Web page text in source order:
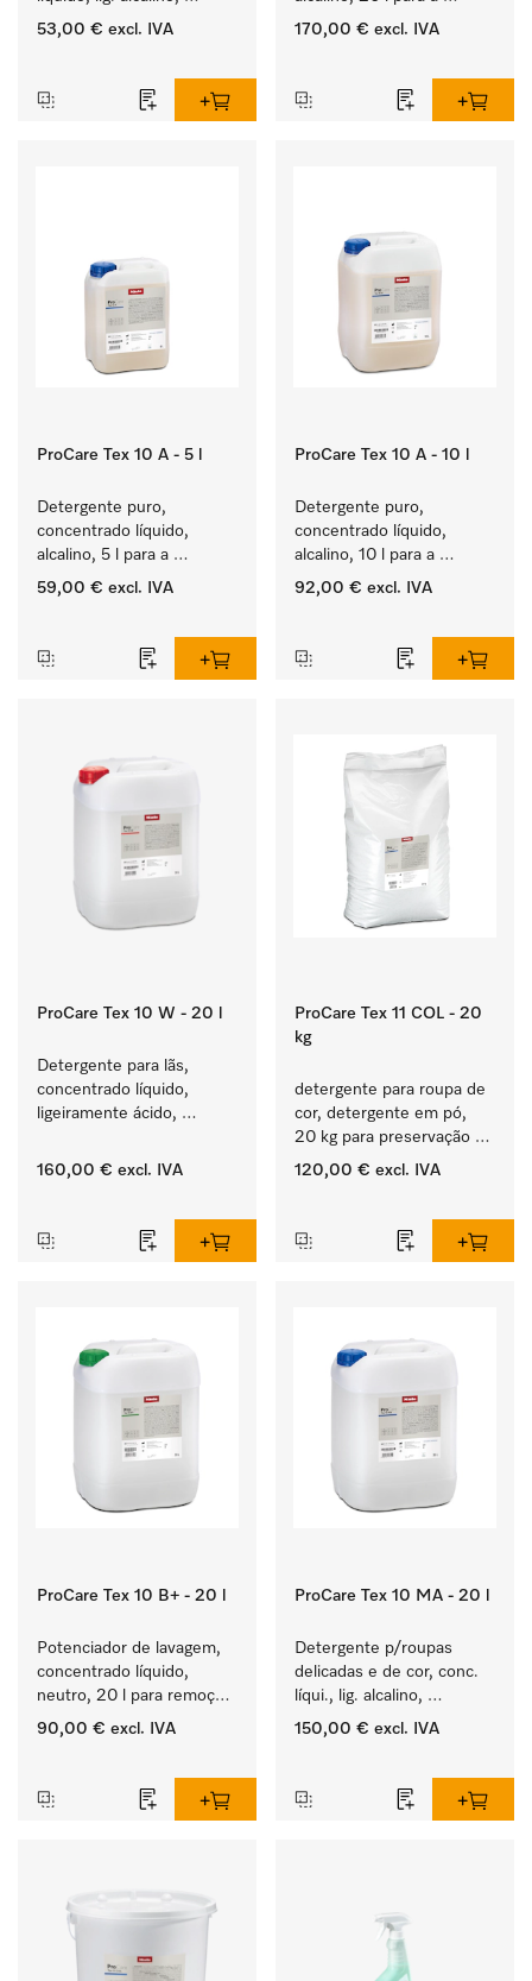
5 l para a lavagem de
53,00 € excl. IVA
lavagem de têxteis
170,00 € excl. IVA
ProCare Tex 10 A - 5 l
Detergente puro,
concentrado líquido,
alcalino, 5 l para a
lavagem de têxteis
59,00 € excl. IVA
ProCare Tex 10 A - 10 l
Detergente puro,
concentrado líquido,
alcalino, 10 l para a
lavagem de têxteis
92,00 € excl. IVA
ProCare Tex 10 W - 20 l
Detergente para lãs,
concentrado líquido,
ligeiramente ácido,
mecânica de lã.
160,00 € excl. IVA
ProCare Tex 11 COL - 20
kg
detergente para roupa de
cor, detergente em pó,
20 kg para preservação
da cor e lavagem de
120,00 € excl. IVA
ProCare Tex 10 B+ - 20 l
Potenciador de lavagem,
concentrado líquido,
neutro, 20 l para remoção
eficaz de sujidade de
90,00 € excl. IVA
ProCare Tex 10 MA - 20 l
Detergente p/roupas
delicadas e de cor, conc.
líqui., lig. alcalino,
20 l para a lavagem de
150,00 € excl. IVA